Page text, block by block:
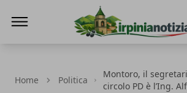
Home Politica
Montoro, il
circolo PD è l’Ing.